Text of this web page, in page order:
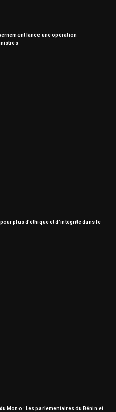
lance une opération
plus d’éthique et d’intégrité dans le
Mono : Les parlementaires du Bénin et